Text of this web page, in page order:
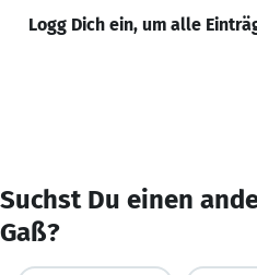
Logg Dich ein, um alle
Suchst Du einen
Gaß?